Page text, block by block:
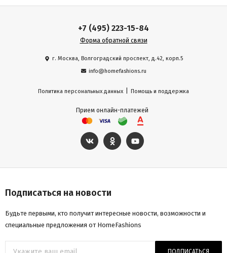
+7 (495) 223-15-84
Форма обратной связи
г. Москва, Волгоградский проспект, д.42, корп.5
info@homefashions.ru
Политика персональных данных Помощь и поддержка
Прием онлайн-платежей
Подписаться на новости
Будьте первыми, кто получит интересные новости, возможности и
специальные предложения от HomeFashions
ПОДПИСАТЬСЯ